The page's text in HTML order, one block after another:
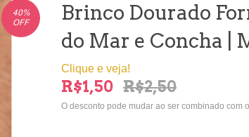
40%
OFF
Brinco Dourado
do Mar e Concha |
Clique e veja!
R$1,50 R$2,50
O desconto pode mudar ao ser combinado com